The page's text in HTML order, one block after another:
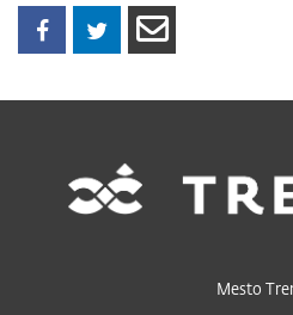
Mesto